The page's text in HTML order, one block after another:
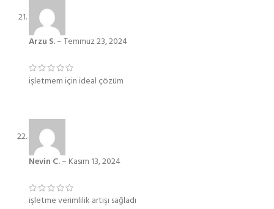
Arzu S.–Temmuz 23, 2024
işletmem için ideal çözüm
Nevin C.– Kasım 13, 2024
işletme verimlilik artışı sağladı